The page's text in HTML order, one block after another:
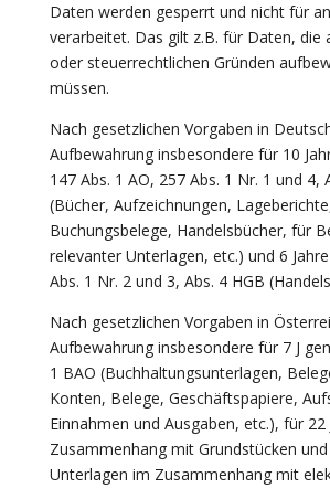
Daten werden gesperrt und nicht für
verarbeitet. Das gilt z.B. für Daten, die
oder steuerrechtlichen Gründen
müssen.
Nach gesetzlichen Vorgaben in
Aufbewahrung insbesondere für 10
147 Abs. 1 AO, 257 Abs. 1 Nr. 1 und 4,
(Bücher, Aufzeichnungen,
Buchungsbelege, Handelsbücher, für
relevanter Unterlagen, etc.) und 6
Abs. 1 Nr. 2 und 3, Abs. 4 HGB
Nach gesetzlichen Vorgaben in
Aufbewahrung insbesondere für 7 J
1 BAO (Buchhaltungsunterlagen,
Konten, Belege, Geschäftspapiere,
Einnahmen und Ausgaben, etc.), für 22
Zusammenhang mit Grundstücken
Unterlagen im Zusammenhang mit